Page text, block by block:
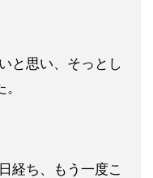
と思い、そっとし
経ち、もう一度こ